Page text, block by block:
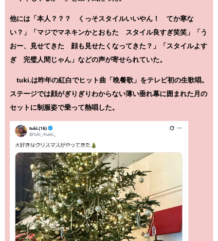
他には「本人？？？ くっそスタイルいいやん！ てか寒な
い？」「マジでマネキンかとおもた スタイル良すぎ笑笑」「う
おー、見せてきた 顔も見せたくなってきた？」「スタイルよす
ぎ 完璧人間じゃん」などの声が寄せられていた。
tuki.は昨年の紅白でヒット曲「晩餐歌」をテレビ初の生歌唱。
ステージでは顔がぎりぎりわからない薄い垂れ幕に囲まれた月の
セットに制服姿で乗って熱唱した。